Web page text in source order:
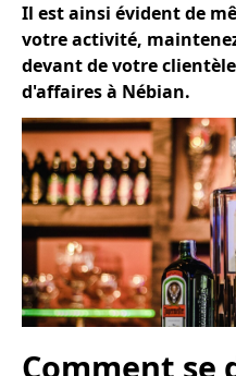
Il est ainsi évident de
votre activité,
devant de votre
d'affaires à Nébian.
Comment se